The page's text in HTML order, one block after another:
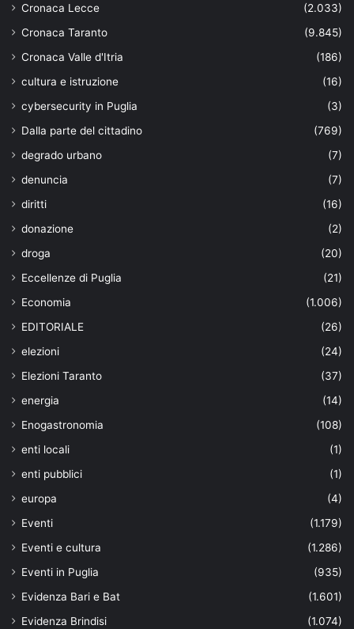
Cronaca Lecce
(2.033)
Cronaca Taranto
(9.845)
Cronaca Valle d'Itria
(186)
cultura e istruzione
(16)
cybersecurity in Puglia
(3)
Dalla parte del cittadino
(769)
degrado urbano
(7)
denuncia
(7)
diritti
(16)
donazione
(2)
droga
(20)
Eccellenze di Puglia
(21)
Economia
(1.006)
EDITORIALE
(26)
elezioni
(24)
Elezioni Taranto
(37)
energia
(14)
Enogastronomia
(108)
enti locali
(1)
enti pubblici
(1)
europa
(4)
Eventi
(1.179)
Eventi e cultura
(1.286)
Eventi in Puglia
(935)
Evidenza Bari e Bat
(1.601)
Evidenza Brindisi
(1.074)